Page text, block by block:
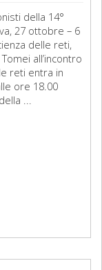
della 14°
27 ottobre – 6
delle reti,
all’incontro
reti entra in
ore 18.00
...